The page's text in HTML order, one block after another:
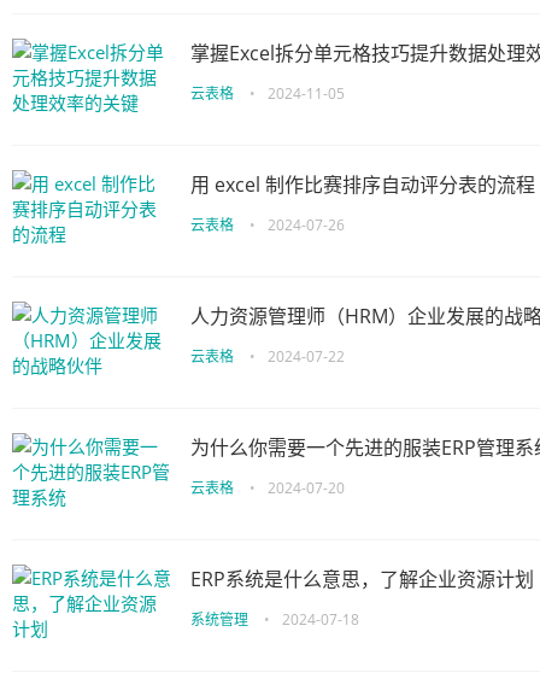
掌握Excel拆分单元格技巧提升数据处理
云表格 • 2024-11-05
用 excel 制作比赛排序自动评分表的流程
云表格 • 2024-07-26
人力资源管理师（HRM）企业发展的战
云表格 • 2024-07-22
为什么你需要一个先进的服装ERP管理系
云表格 • 2024-07-20
ERP系统是什么意思，了解企业资源计划
系统管理 • 2024-07-18